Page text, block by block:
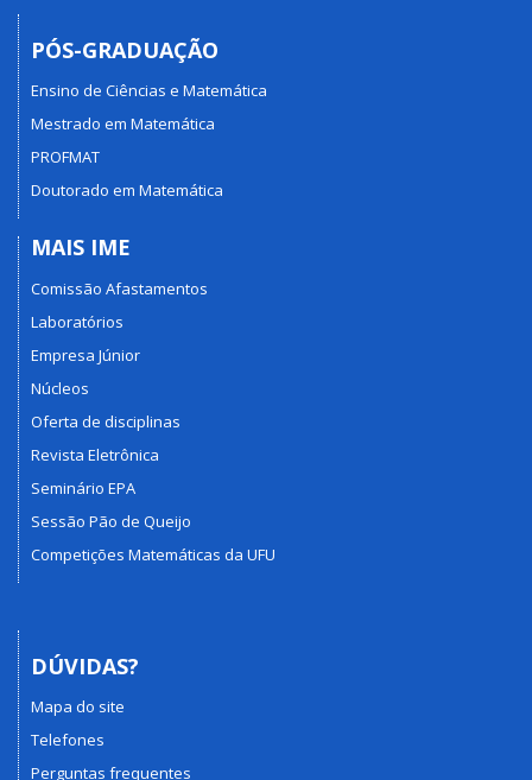
PÓS-GRADUAÇÃO
Ensino de Ciências e Matemática
Mestrado em Matemática
PROFMAT
Doutorado em Matemática
MAIS IME
Comissão Afastamentos
Laboratórios
Empresa Júnior
Núcleos
Oferta de disciplinas
Revista Eletrônica
Seminário EPA
Sessão Pão de Queijo
Competições Matemáticas da UFU
DÚVIDAS?
Mapa do site
Telefones
Perguntas frequentes